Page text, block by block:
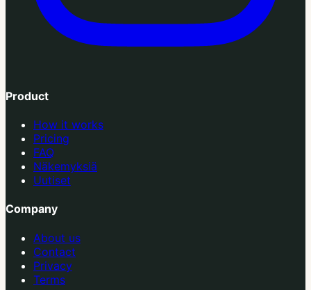
Product
How it works
Pricing
FAQ
Näkemyksiä
Uutiset
Company
About us
Contact
Privacy
Terms